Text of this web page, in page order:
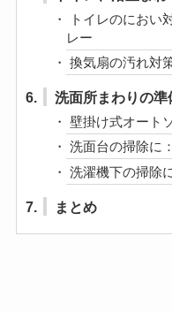
トイレのにおい
レー
換気扇の汚れ対
6. 洗面所まわりの準
壁掛け式オート
洗面台の掃除に
洗濯機下の掃除
7. まとめ